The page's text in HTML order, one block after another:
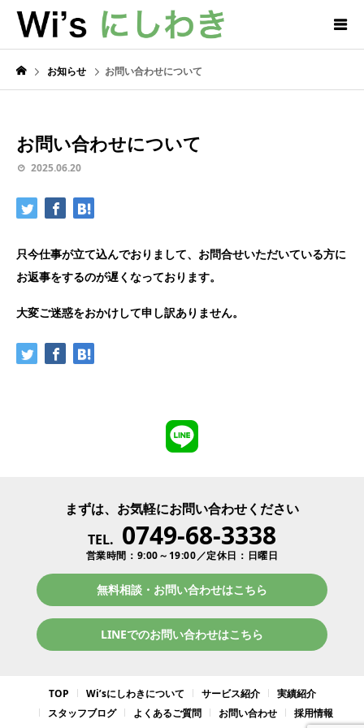
お知らせ お問い合わせについて
お問い合わせについて
2025.06.20
只今仕事が立て込んでおりまして、お問合せいただいている方に
お返事をするのが遅くなっております。
大変ご迷惑をおかけして申し訳ありません。
まずは、お気軽にお問い合わせください
TEL. 0749-68-3338
営業時間：9:00～19:00／定休日：日曜日
無料相談・お問い合わせはこちら
LINEでのお問い合わせはこちら
TOP Wi’sにしわきについて サービス紹介
実績紹介
スタッフブログ
よくあるご質問 お問い合わせ 採用情報